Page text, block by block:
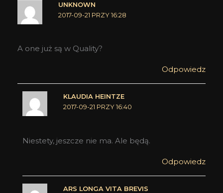
UNKNOWN
2017-09-21 PRZY 16:28
A one już są w Quality?
Odpowiedz
KLAUDIA HEINTZE
2017-09-21 PRZY 16:40
Niestety, jeszcze nie ma. Ale będą.
Odpowiedz
ARS LONGA VITA BREVIS